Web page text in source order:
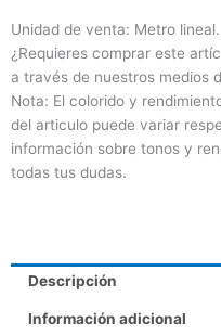
Unidad de venta: Metro lineal.
¿Requieres comprar este
a través de nuestros medios
Nota: El colorido y
del articulo puede variar
información sobre tonos y
todas tus dudas.
Descripción
Información adicional